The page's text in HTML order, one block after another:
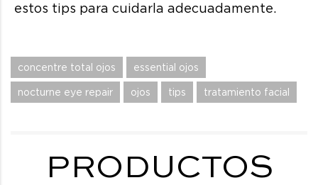
estos tips para cuidarla adecuadamente.
concentre total ojos essential ojos
nocturne eye repair ojos tips tratamiento facial
PRODUCTOS